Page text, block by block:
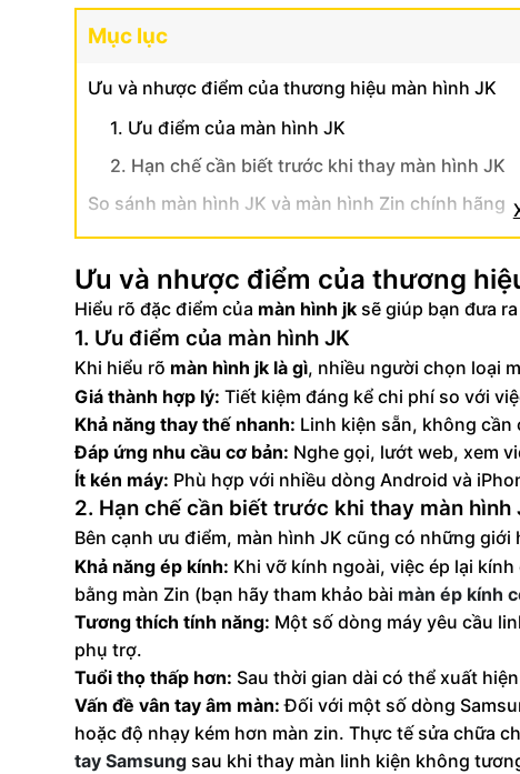
Mục lục
Ưu và nhược điểm của thương hiệu màn hình JK
1. Ưu điểm của màn hình JK
2. Hạn chế cần biết trước khi thay màn hình JK
So sánh màn hình JK và màn hình Zin chính hãng
Có nên thay màn hình JK không?
Ưu và nhược điểm của thương
Hiểu rõ đặc điểm của màn hình jk sẽ giúp bạn đưa
1. Ưu điểm của màn hình JK
Khi hiểu rõ màn hình jk là gì, nhiều người chọn loại
Giá thành hợp lý: Tiết kiệm đáng kể chi phí so với
Khả năng thay thế nhanh: Linh kiện sẵn, không cần
Đáp ứng nhu cầu cơ bản: Nghe gọi, lướt web, xem
Ít kén máy: Phù hợp với nhiều dòng Android và
2. Hạn chế cần biết trước khi thay màn hình
Bên cạnh ưu điểm, màn hình JK cũng có những giới
Khả năng ép kính: Khi vỡ kính ngoài, việc ép lại
bằng màn Zin (bạn hãy tham khảo bài màn ép kính
Tương thích tính năng: Một số dòng máy yêu cầu
phụ trợ.
Tuổi thọ thấp hơn: Sau thời gian dài có thể xuất
Vấn đề vân tay âm màn: Đối với một số dòng
hoặc độ nhạy kém hơn màn zin. Thực tế sửa chữa
tay Samsung sau khi thay màn linh kiện không